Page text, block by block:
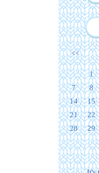
<<
1
7
8
14
15
21
22
28
29